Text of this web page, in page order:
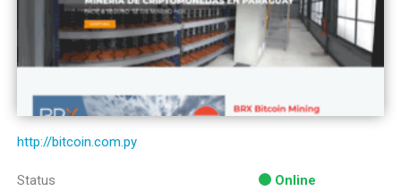
http://bitcoin.com.py
Status Online